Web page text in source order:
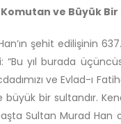
ve Büyük Bir
şehit edilişinin
“Bu yıl burada
ve Evlad-ı
bir sultandır.
Sultan Murad